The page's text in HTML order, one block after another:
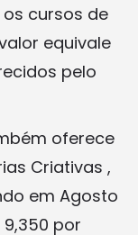
cursos de
equivale
pelo
oferece
Criativas ,
em Agosto
9,350 por